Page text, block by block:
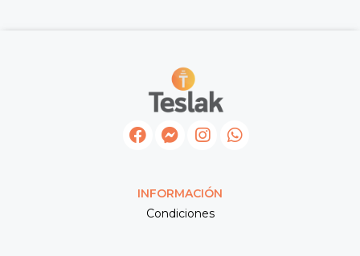
INFORMACIÓN
Condiciones